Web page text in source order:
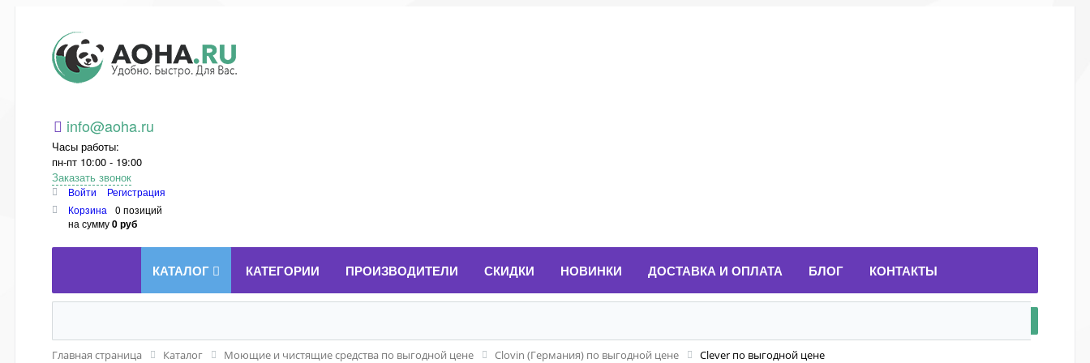
Aoha.ru
info@aoha.ru
Часы работы:
пн-пт 10:00 - 19:00
Заказать звонок
Войти
Регистрация
Корзина
0 позиций
на сумму0 руб
КАТАЛОГ КАТЕГОРИИ ПРОИЗВОДИТЕЛИ СКИДКИ НОВИНКИ ДОСТАВКА И ОПЛАТА БЛОГ КОНТАКТЫ
Главная страница Каталог Моющие и чистящие средства по выгодной цене Clovin (Германия) по выгодной цене Clever по выгодной цене